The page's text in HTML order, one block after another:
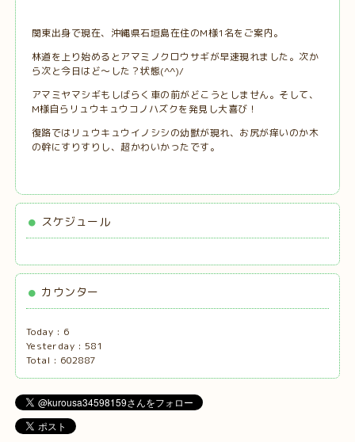
関東出身で現在、沖縄県石垣島在住のM様1名をご案内。
林道を上り始めるとアマミノクロウサギが早速現れました。次か
ら次と今日はど～した？状態(^^)/
アマミヤマシギもしばらく車の前がどこうとしません。そして、
M様自らリュウキュウコノハズクを発見し大喜び！
復路ではリュウキュウイノシシの幼獣が現れ、お尻が痒いのか木
の幹にすりすりし、超かわいかったです。
スケジュール
カウンター
Today : 6
Yesterday : 581
Total : 602887